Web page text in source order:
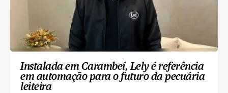
Instalada em Carambeí, Lely é referência
em automação para o futuro da pecuária
leiteira